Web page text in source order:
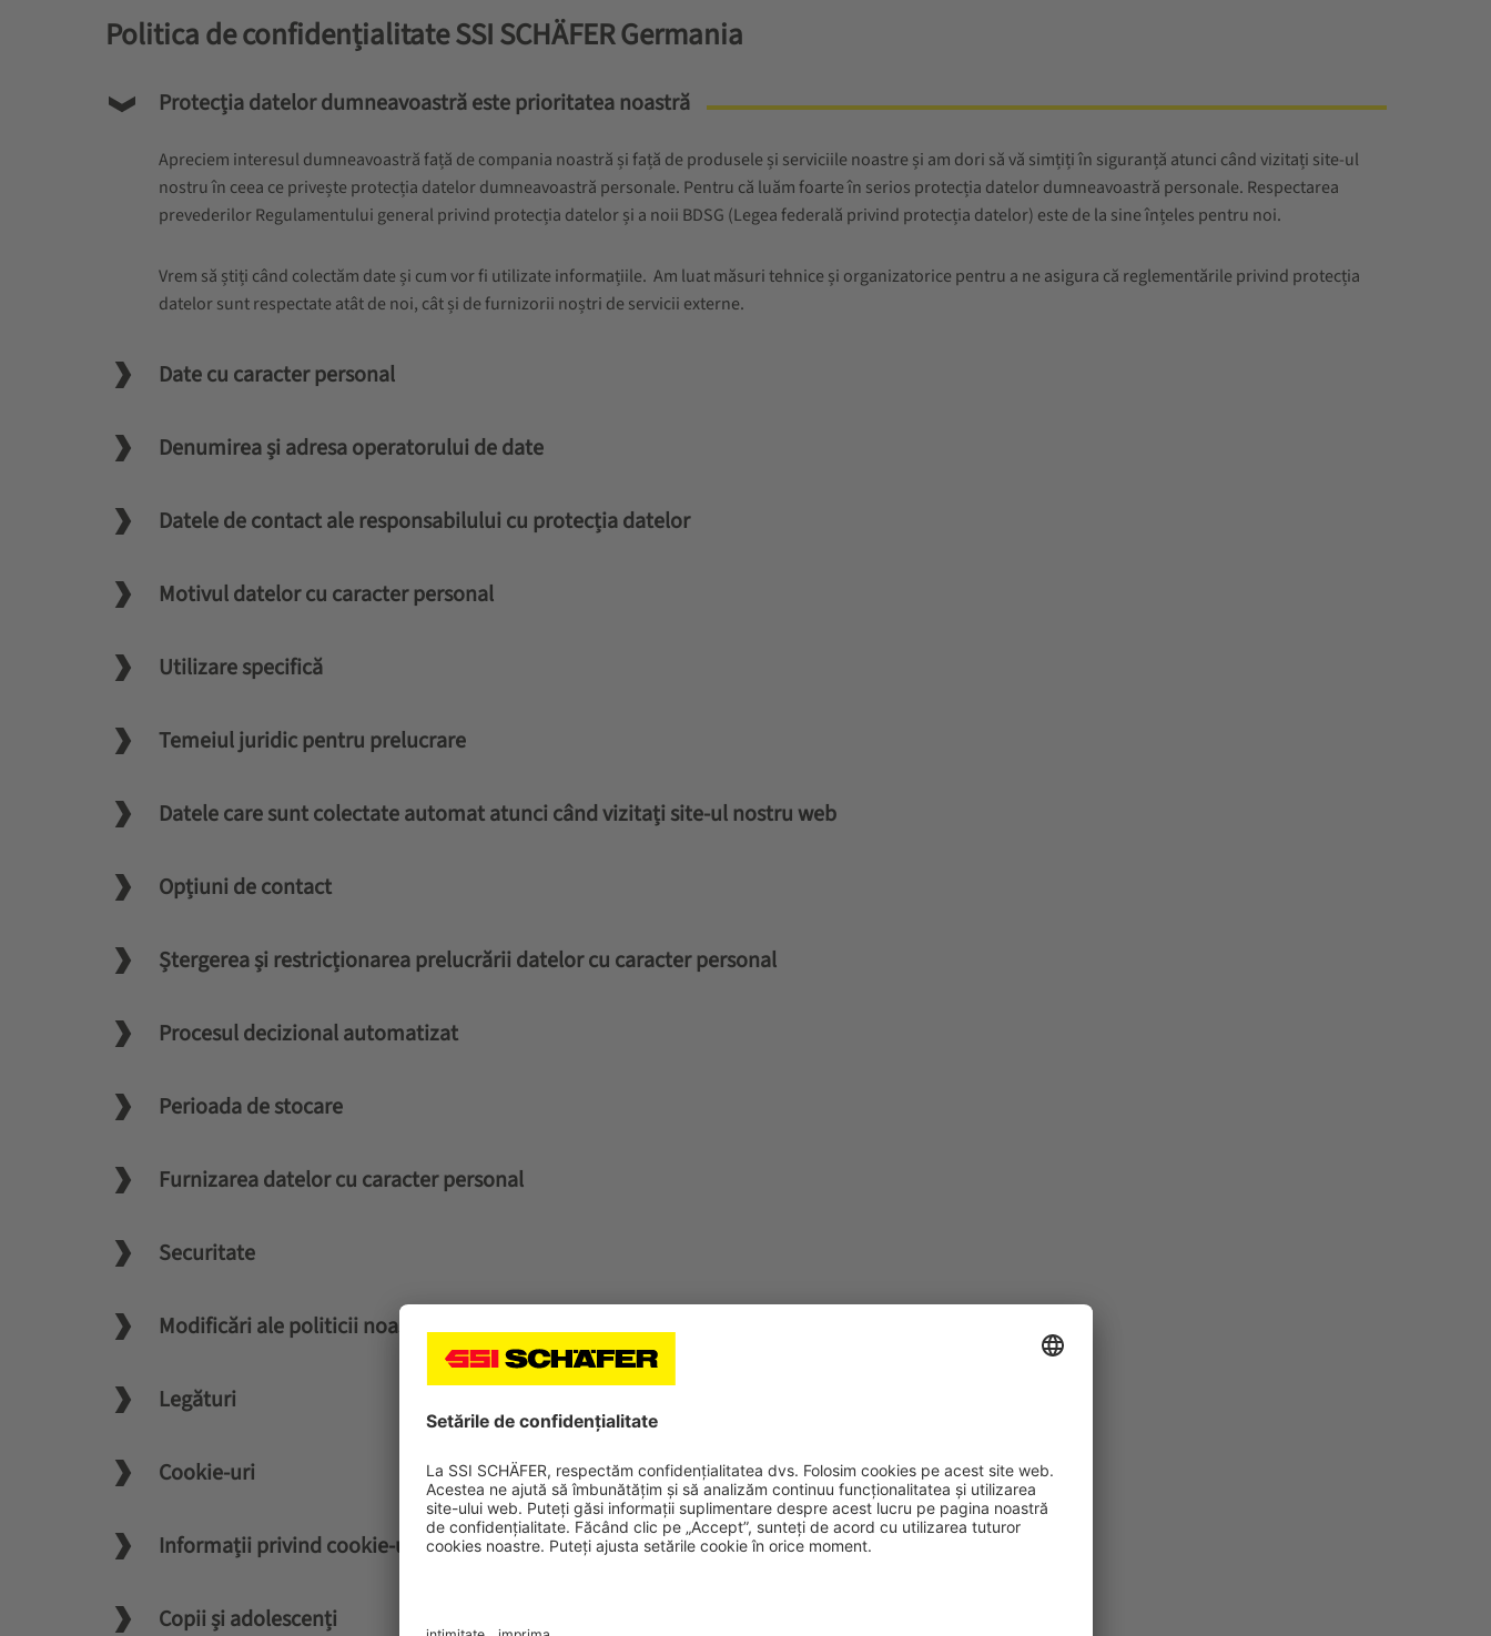
Politica de confidențialitate SSI SCHÄFER Germania
Protecția datelor dumneavoastră este prioritatea noastră
Apreciem interesul dumneavoastră față de compania noastră și față de produsele și serviciile noastre și am dori să vă simțiți în siguranță atunci când vizitați site-ul
nostru în ceea ce privește protecția datelor dumneavoastră personale. Pentru că luăm foarte în serios protecția datelor dumneavoastră personale. Respectarea
prevederilor Regulamentului general privind protecția datelor și a noii BDSG (Legea federală privind protecția datelor) este de la sine înțeles pentru noi.
Vrem să știți când colectăm date și cum vor fi utilizate informațiile. Am luat măsuri tehnice și organizatorice pentru a ne asigura că reglementările privind protecția
datelor sunt respectate atât de noi, cât și de furnizorii noștri de servicii externe.
Date cu caracter personal
Denumirea și adresa operatorului de date
Datele de contact ale responsabilului cu protecția datelor
Motivul datelor cu caracter personal
Utilizare specifică
Temeiul juridic pentru prelucrare
Datele care sunt colectate automat atunci când vizitați site-ul nostru web
Opțiuni de contact
Ștergerea și restricționarea prelucrării datelor cu caracter personal
Procesul decizional automatizat
Perioada de stocare
Furnizarea datelor cu caracter personal
Securitate
Modificări ale politicii noastre de confidențialitate a datelor
Legături
Cookie-uri
Informații privind cookie-urile din politica privind cookie-urile/cookie table
Copii și adolescenți